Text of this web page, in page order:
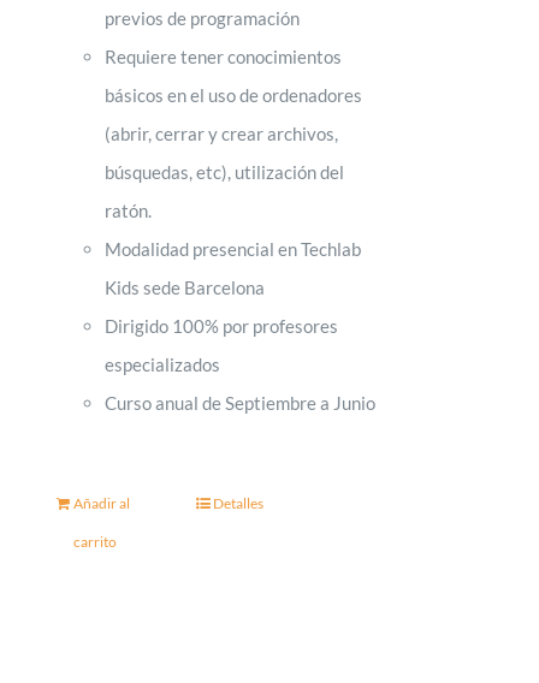
previos de programación
Requiere tener conocimientos
básicos en el uso de ordenadores
(abrir, cerrar y crear archivos,
búsquedas, etc), utilización del
ratón.
Modalidad presencial en Techlab
Kids sede Barcelona
Dirigido 100% por profesores
especializados
Curso anual de Septiembre a Junio
Añadir al
carrito
Detalles